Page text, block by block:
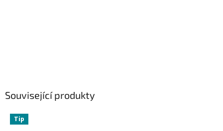
Související produkty
Tip